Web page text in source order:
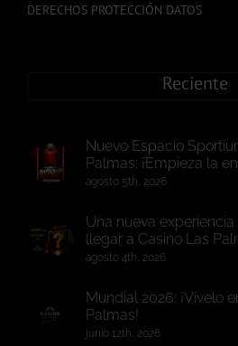
DERECHOS PROTECCIÓN DATOS
Reciente
Nuevo Espacio
Palmas: ¡Empieza la
agosto 5th, 2026
Una nueva
llegar a Casino Las
agosto 4th, 2026
Mundial 2026: ¡Vívelo
Palmas!
junio 12th, 2026